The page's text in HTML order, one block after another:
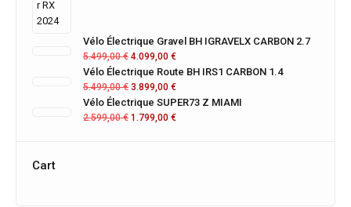
Vélo Électrique Gravel BH IGRAVELX CARBON 2.7
5.499,00€ 4.099,00 €
Vélo Électrique Route BH IRS1 CARBON 1.4
5.499,00€ 3.899,00 €
Vélo Électrique SUPER73 Z MIAMI
2.599,00€ 1.799,00 €
Cart